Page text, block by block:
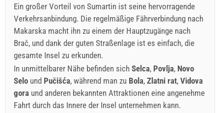
Ein großer Vorteil von Sumartin ist seine hervorragende
Verkehrsanbindung. Die regelmäßige Fährverbindung nach
Makarska macht ihn zu einem der Hauptzugänge nach
Brač, und dank der guten Straßenlage ist es einfach, die
gesamte Insel zu erkunden.
In unmittelbarer Nähe befinden sich Selca, Povlja, Novo
Selo und Pučišća, während man zu Bola, Zlatni rat, Vidova
gora und anderen bekannten Attraktionen eine angenehme
Fahrt durch das Innere der Insel unternehmen kann.